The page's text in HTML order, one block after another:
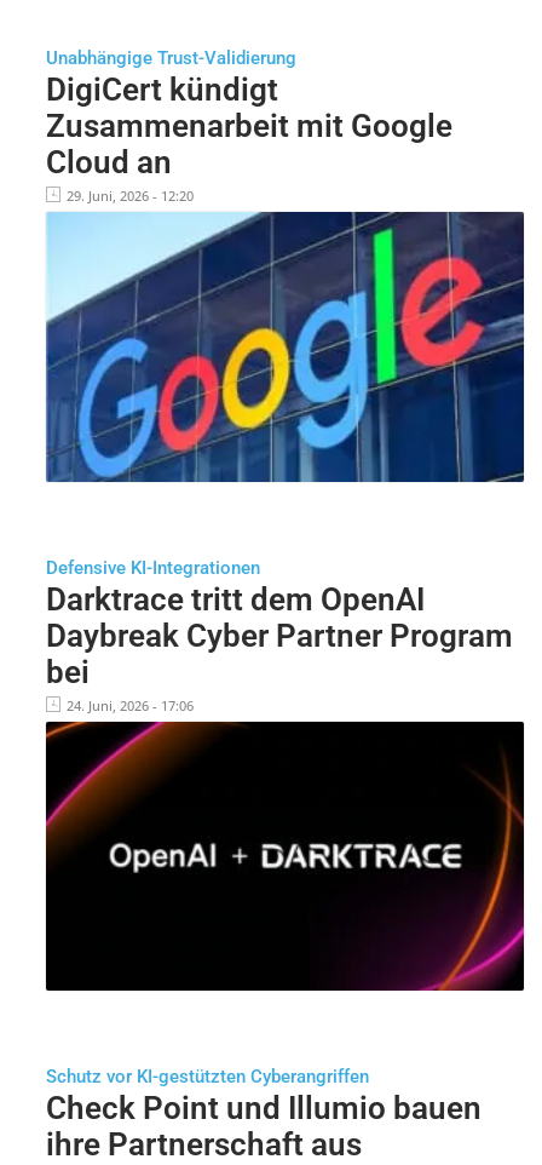
Unabhängige Trust-Validierung
DigiCert kündigt
Zusammenarbeit mit Google
Cloud an
29. Juni, 2026 - 12:20
Defensive KI-Integrationen
Darktrace tritt dem OpenAI
Daybreak Cyber Partner Program
bei
24. Juni, 2026 - 17:06
Schutz vor KI-gestützten Cyberangriffen
Check Point und Illumio bauen
ihre Partnerschaft aus